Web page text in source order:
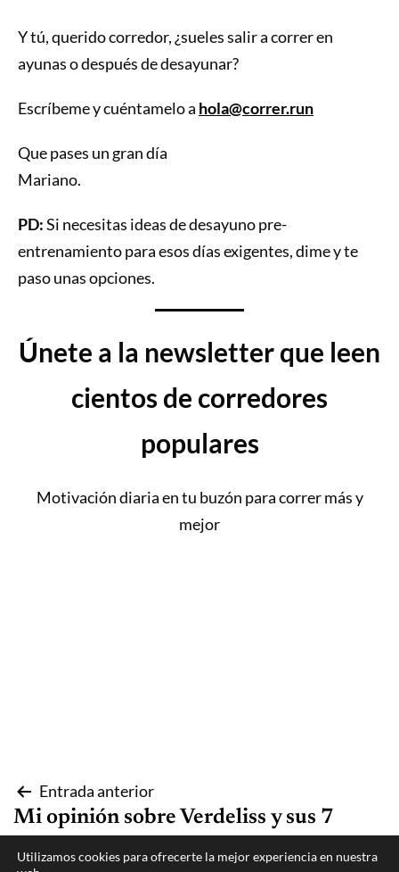
Y tú, querido corredor, ¿sueles salir a correr en
ayunas o después de desayunar?
Escríbeme y cuéntamelo a hola@correr.run
Que pases un gran día
Mariano.
PD:Si necesitas ideas de desayuno pre-
entrenamiento para esos días exigentes, dime y te
paso unas opciones.
Únete a la newsletter que leen
cientos de corredores
populares
Motivación diaria en tu buzón para correr más y
mejor
Navegación
de
Entrada anterior
Mi opinión sobre Verdeliss y sus 7
Utilizamos cookies para ofrecerte la mejor experiencia en nuestra